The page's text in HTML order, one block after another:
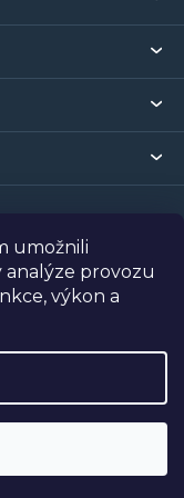
umožnili
provozu
výkon a
Shopcode
. Všechna práva